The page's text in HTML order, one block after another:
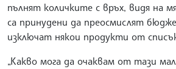
пълнят количките с връх, видя на
са принудени да преосмислят
изключат някои продукти от
„Какво мога да очаквам от тази